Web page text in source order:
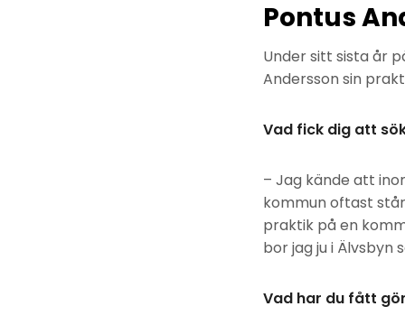
Pontus
Under sitt sista år
Andersson sin
Vad fick dig att
– Jag kände att
kommun oftast
praktik på en
bor jag ju i Älvsbyn
Vad har du fått